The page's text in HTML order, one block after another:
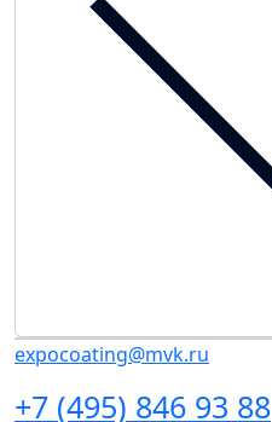
expocoating@mvk.ru
+7 (495) 846 93 88